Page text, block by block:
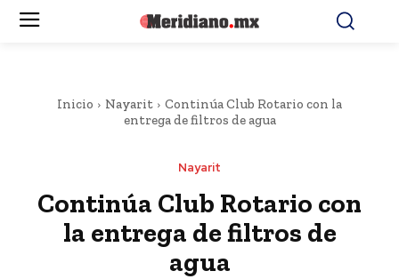
Inicio Nayarit
Continúa Club Rotario con la
entrega de filtros de agua
Nayarit
Continúa Club Rotario con
la entrega de filtros de
agua